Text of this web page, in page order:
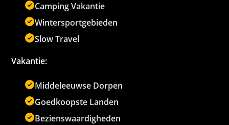
Camping Vakantie
Wintersportgebieden
Slow Travel
Vakantie:
Middeleeuwse Dorpen
Goedkoopste Landen
Bezienswaardigheden